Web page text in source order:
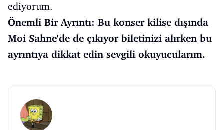
ediyorum.
Önemli Bir Ayrıntı: Bu konser kilise dışında
Moi Sahne'de de çıkıyor biletinizi alırken bu
ayrıntıya dikkat edin sevgili okuyucularım.